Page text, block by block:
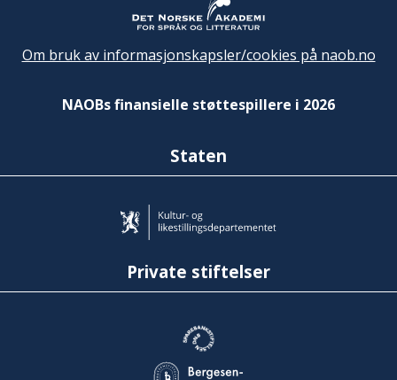
Om bruk av informasjonskapsler/cookies på naob.no
NAOBs finansielle støttespillere i 2026
Staten
Private stiftelser